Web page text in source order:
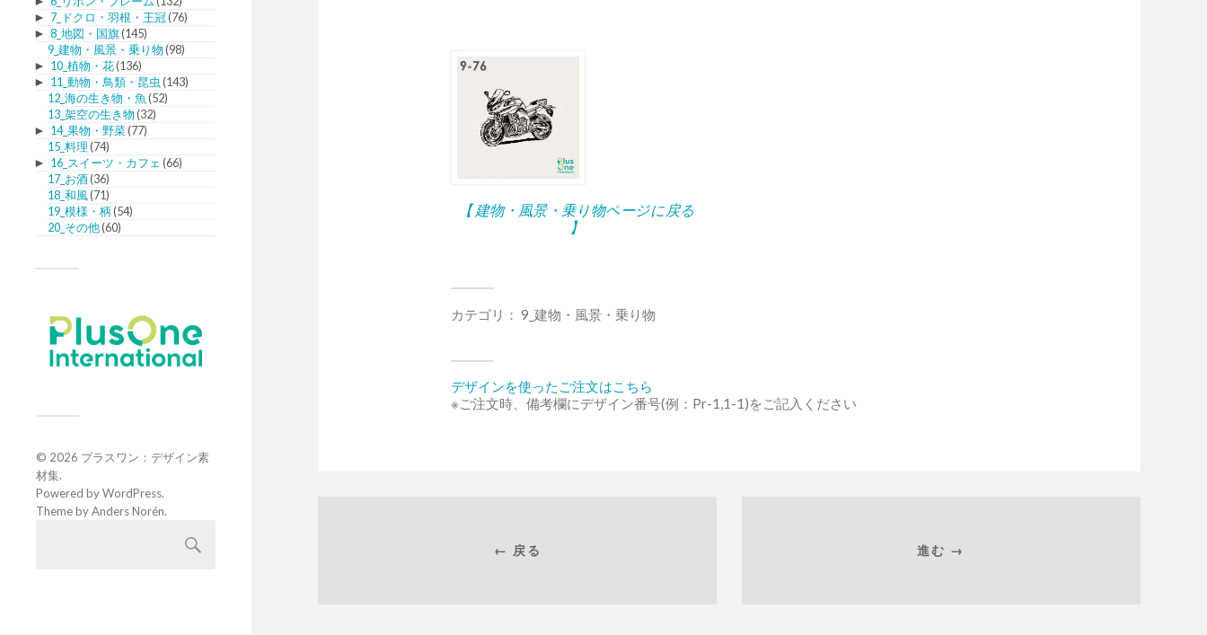
► 7_ドクロ・羽根・王冠(76)
► 8_地図・国旗(145)
9_建物・風景・乗り物(98)
► 10_植物・花(136)
► 11_動物・鳥類・昆虫 (143)
12_海の生き物・魚 (52)
13_架空の生き物(32)
► 14_果物・野菜(77)
15_料理(74)
► 16_スイーツ・カフェ (66)
17_お酒(36)
18_和風(71)
19_模様・柄(54)
20_その他(60)
© 2026 プラスワン：デザイン素
材集.
Powered byWordPress.
Theme byAnders Norén.
【 建物・風景・乗り物ページに戻る
】
カテゴリ： 9_建物・風景・乗り物
デザインを使ったご注文はこちら
※ご注文時、備考欄にデザイン番号(例：Pr-1,1-1)をご記入ください
← 戻る 進む →